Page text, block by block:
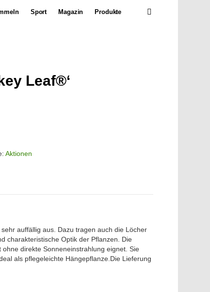
Sport Magazin Produkte
Leaf®‘
Aktionen
auffällig aus. Dazu tragen auch die Löcher
charakteristische Optik der Pflanzen. Die
direkte Sonneneinstrahlung eignet. Sie
als pflegeleichte Hängepflanze.Die Lieferung